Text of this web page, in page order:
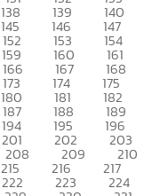
138 139 140
145 146 147
152 153 154
159 160 161
166 167 168
173 174 175
180 181 182
187 188 189
194 195 196
201 202 203
208 209 210
215 216 217
222 223 224